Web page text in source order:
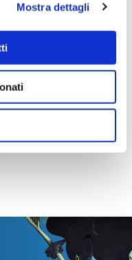
Mostra dettagli